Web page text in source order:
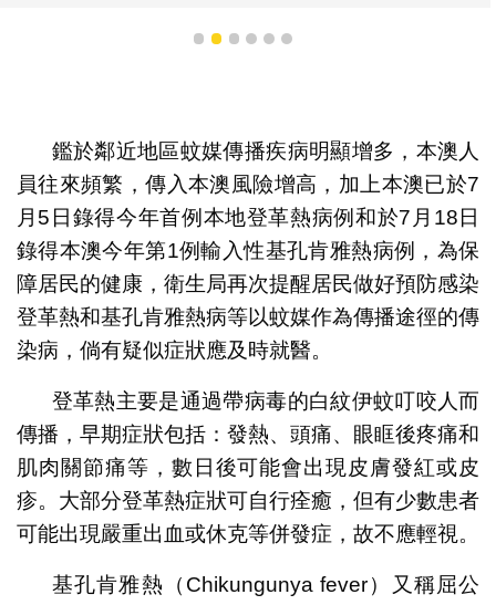
1 2 3 4 5 6
鑑於鄰近地區蚊媒傳播疾病明顯增多，本澳人
員往來頻繁，傳入本澳風險增高，加上本澳已於7
月5日錄得今年首例本地登革熱病例和於7月18日
錄得本澳今年第1例輸入性基孔肯雅熱病例，為保
障居民的健康，衛生局再次提醒居民做好預防感染
登革熱和基孔肯雅熱病等以蚊媒作為傳播途徑的傳
染病，倘有疑似症狀應及時就醫。
登革熱主要是通過帶病毒的白紋伊蚊叮咬人而
傳播，早期症狀包括：發熱、頭痛、眼眶後疼痛和
肌肉關節痛等，數日後可能會出現皮膚發紅或皮
疹。大部分登革熱症狀可自行痊癒，但有少數患者
可能出現嚴重出血或休克等併發症，故不應輕視。
基孔肯雅熱（Chikungunya fever）又稱屈公